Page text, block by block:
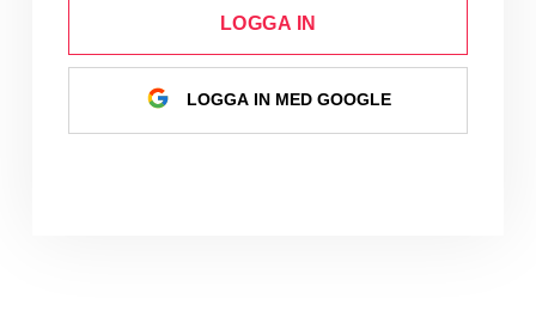
LOGGA IN
LOGGA IN MED GOOGLE